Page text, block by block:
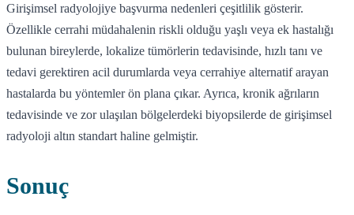
Girişimsel radyolojiye başvurma nedenleri çeşitlilik gösterir.
Özellikle cerrahi müdahalenin riskli olduğu yaşlı veya ek hastalığı
bulunan bireylerde, lokalize tümörlerin tedavisinde, hızlı tanı ve
tedavi gerektiren acil durumlarda veya cerrahiye alternatif arayan
hastalarda bu yöntemler ön plana çıkar. Ayrıca, kronik ağrıların
tedavisinde ve zor ulaşılan bölgelerdeki biyopsilerde de girişimsel
radyoloji altın standart haline gelmiştir.
Sonuç